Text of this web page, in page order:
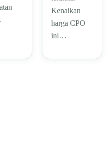
Kenaikan
harga CPO
ini…